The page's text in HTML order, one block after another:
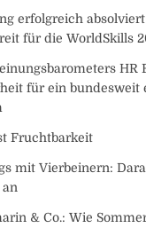
erfolgreich
für die WorldSkills
HR
für ein bundesweit
Fruchtbarkeit
mit Vierbeinern:
& Co.: Wie